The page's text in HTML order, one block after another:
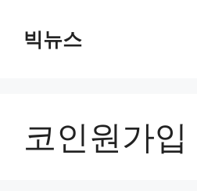
빅뉴스
코인원가입